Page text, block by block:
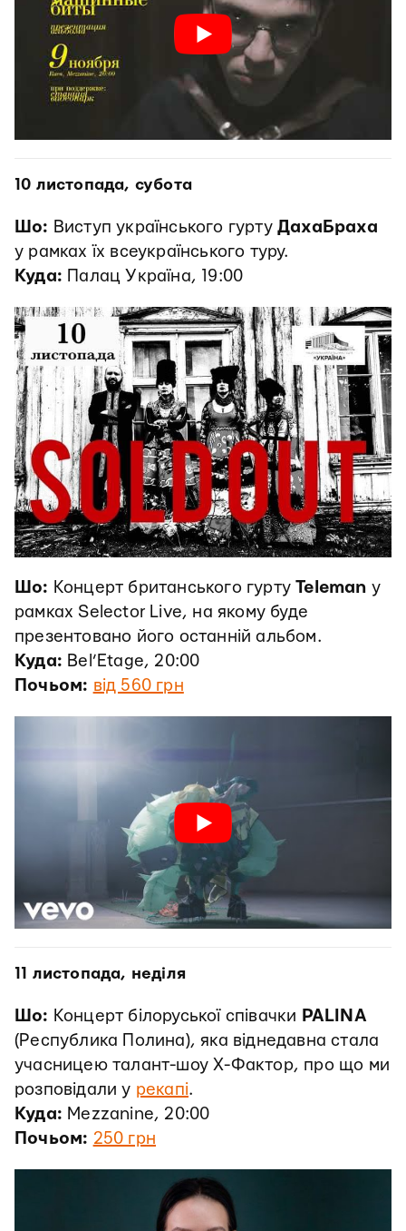
10 листопада, субота
Шо: Виступ українського гуртуДахаБраха
у рамках їх всеукраїнського туру.
Куда: Палац Україна, 19:00
Шо: Концерт британського гуртуTeleman у
рамках Selector Live, на якому буде
презентовано його останній альбом.
Куда: Bel’Etage, 20:00
Почьом: від 560 грн
11 листопада, неділя
Шо: Концерт білоруської співачки PALINA
(Республика Полина), яка віднедавна стала
учасницею талант-шоу X-Фактор, про що ми
розповідали у рекапі.
Куда: Mezzanine, 20:00
Почьом: 250 грн